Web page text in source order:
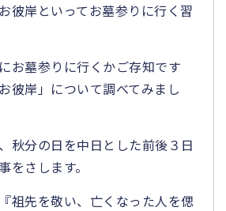
彼岸といってお墓参りに行く習
お墓参りに行くかご存知です
彼岸」について調べてみまし
秋分の日を中日とした前後３日
をさします。
祖先を敬い、亡くなった人を偲